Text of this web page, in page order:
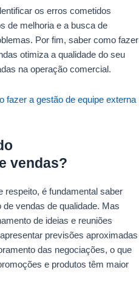
os erros cometidos
de melhoria e a busca de
Por fim, saber como fazer
otimiza a qualidade do seu
na operação comercial.
fazer a gestão de equipe externa
vendas?
respeito, é fundamental saber
vendas de qualidade. Mas
de ideias e reuniões
previsões aproximadas
das negociações, o que
e produtos têm maior